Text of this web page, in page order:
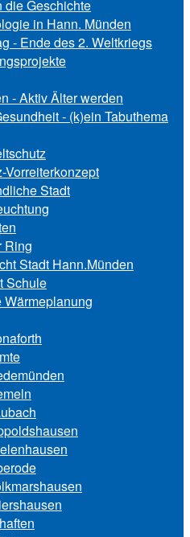
die Geschichte
in Hann. Münden
- Ende des 2. Weltkriegs
- Aktiv Älter werden
- (k)ein Tabuthema
Vorreiterkonzept
Stadt
Ring
Stadt Hann.Münden
Schule
Wärmeplanung